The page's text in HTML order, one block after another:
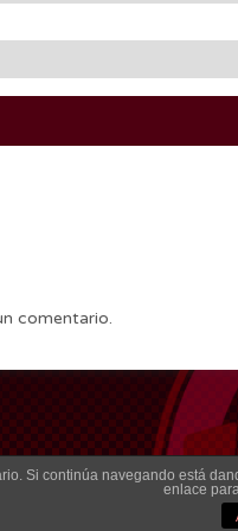
comentario.
Si continúa navegando está
enlace